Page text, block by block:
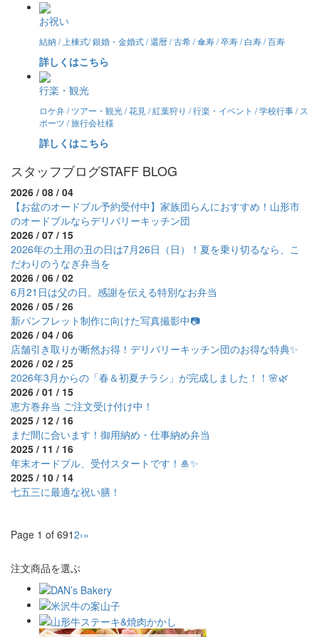
お祝い
結納 / 上棟式/ 銀婚・金婚式 / 還暦 / 古希 / 傘寿 / 卒寿 / 白寿 / 百寿
詳しくはこちら
行楽・観光
ロケ弁 / ツアー・観光 / 花見 / 紅葉狩り / 行楽・イベント / 学校行事 / ス
ポーツ / 旅行会社様
詳しくはこちら
スタッフブログSTAFF BLOG
2026 / 08 / 04
【お盆のオードブル予約受付中】家族団らんにおすすめ！山形市
のオードブルならデリバリーキッチン団
2026 / 07 / 15
2026年の土用の丑の日は7月26日（日）！夏を乗り切るなら、こ
だわりのうなぎ弁当を
2026 / 06 / 02
6月21日は父の日。感謝を伝える特別なお弁当
2026 / 05 / 26
新パンフレット制作に向けた写真撮影中📷
2026 / 04 / 06
店舗引き取りが断然お得！デリバリーキッチン団のお得な特典✨
2026 / 02 / 25
2026年3月からの「春＆初夏チラシ」が完成しました！！🌸🌿
2026 / 01 / 15
恵方巻弁当 ご注文受け付け中！
2025 / 12 / 16
まだ間に合います！御用納め・仕事納め弁当
2025 / 11 / 16
年末オードブル、受付スタートです！🎍✨
2025 / 10 / 14
七五三に最適な祝い膳！
Page 1 of 6912›»
注文商品を選ぶ